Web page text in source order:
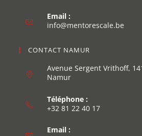
Email :
info@mentorescale.be
CONTACT NAMUR
Avenue Sergent Vrithoff,
Namur
Téléphone :
+32 81 22 40 17
Email :